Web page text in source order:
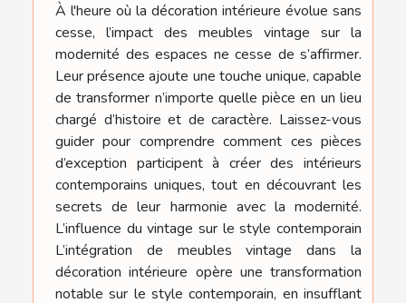
À l'heure où la décoration intérieure évolue sans
cesse, l’impact des meubles vintage sur la
modernité des espaces ne cesse de s’affirmer.
Leur présence ajoute une touche unique, capable
de transformer n’importe quelle pièce en un lieu
chargé d’histoire et de caractère. Laissez-vous
guider pour comprendre comment ces pièces
d’exception participent à créer des intérieurs
contemporains uniques, tout en découvrant les
secrets de leur harmonie avec la modernité.
L’influence du vintage sur le style contemporain
L’intégration de meubles vintage dans la
décoration intérieure opère une transformation
notable sur le style contemporain, en insufflant